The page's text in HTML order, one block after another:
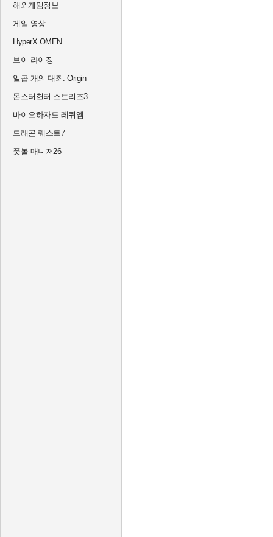
해외게임정보
게임 영상
HyperX OMEN
브이 라이징
일곱 개의 대죄: Origin
몬스터헌터 스토리즈3
바이오하자드 레퀴엠
드래곤 퀘스트7
풋볼 매니저26